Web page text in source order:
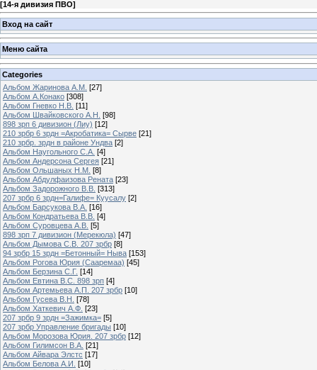
[14-я дивизия ПВО]
Вход на сайт
Меню сайта
Categories
Альбом Жаринова А.М. [27]
Альбом А.Конако [308]
Альбом Гневко Н.В. [11]
Альбом Швайковского А.Н. [98]
898 зрп 6 дивизион (Лиу) [12]
210 зрбр 6 зрдн =Акробатика= Сырве [21]
210 зрбр. зрдн в районе Ундва [2]
Альбом Наугольного С.А. [4]
Альбом Андерсона Сергея [21]
Альбом Ольшаных Н.М. [8]
Альбом Абдулфаизова Рената [23]
Альбом Задорожного В.В. [313]
207 зрбр 6 зрдн=Галифе= Куусалу [2]
Альбом Барсукова В.А. [16]
Альбом Кондратьева В.В. [4]
Альбом Суровцева А.В. [5]
898 зрп 7 дивизион (Мерекюла) [47]
Альбом Дымова С.В. 207 зрбр [8]
94 зрбр 15 зрдн =Бетонный= Ныва [153]
Альбом Рогова Юрия (Сааремаа) [45]
Альбом Берзина С.Г. [14]
Альбом Евтина В.С. 898 зрп [4]
Альбом Артемьева А.П. 207 зрбр [10]
Альбом Гусева В.Н. [78]
Альбом Хаткевич А.Ф. [23]
207 зрбр 9 зрдн =Зажимка= [5]
207 зрбр Управление бригады [10]
Альбом Морозова Юрия. 207 зрбр [12]
Альбом Гилимсон В.А. [21]
Альбом Айвара Элстс [17]
Альбом Белова А.И. [10]